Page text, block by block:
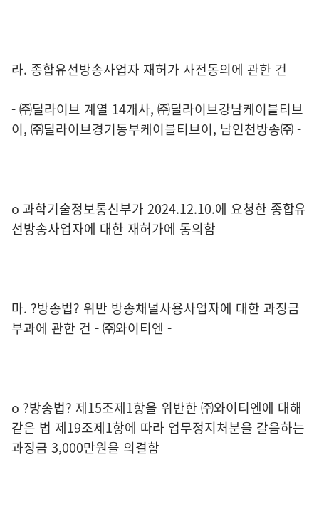
라. 종합유선방송사업자 재허가 사전동의에 관한 건
- ㈜딜라이브 계열 14개사, ㈜딜라이브강남케이블티브
이, ㈜딜라이브경기동부케이블티브이, 남인천방송㈜ -
o 과학기술정보통신부가 2024.12.10.에 요청한 종합유
선방송사업자에 대한 재허가에 동의함
마. ?방송법? 위반 방송채널사용사업자에 대한 과징금
부과에 관한 건 - ㈜와이티엔 -
o ?방송법? 제15조제1항을 위반한 ㈜와이티엔에 대해
같은 법 제19조제1항에 따라 업무정지처분을 갈음하는
과징금 3,000만원을 의결함